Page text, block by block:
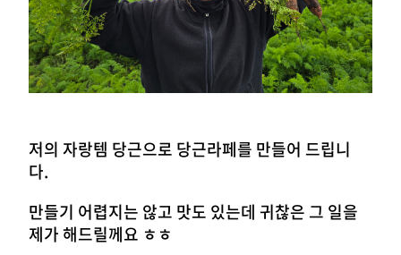
저의 자랑템 당근으로 당근라페를 만들어 드립니
다.
만들기 어렵지는 않고 맛도 있는데 귀찮은 그 일을
제가 해드릴께요 ㅎㅎ